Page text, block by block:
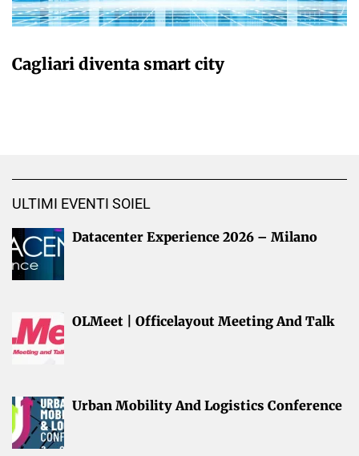
Cagliari diventa smart city
ULTIMI EVENTI SOIEL
Datacenter Experience 2026 – Milano
OLMeet | Officelayout Meeting And Talk
Urban Mobility And Logistics Conference